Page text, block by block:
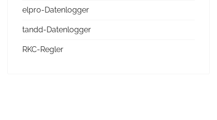
elpro-Datenlogger
tandd-Datenlogger
RKC-Regler